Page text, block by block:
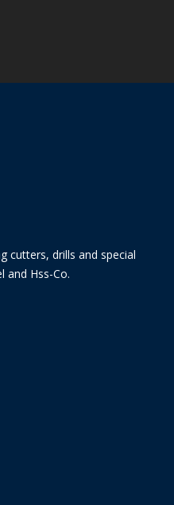
cutters, drills and special
and Hss-Co.